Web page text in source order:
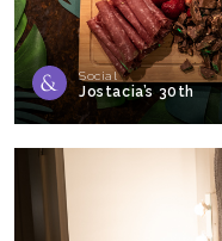
Social
Jostacia’s 30th